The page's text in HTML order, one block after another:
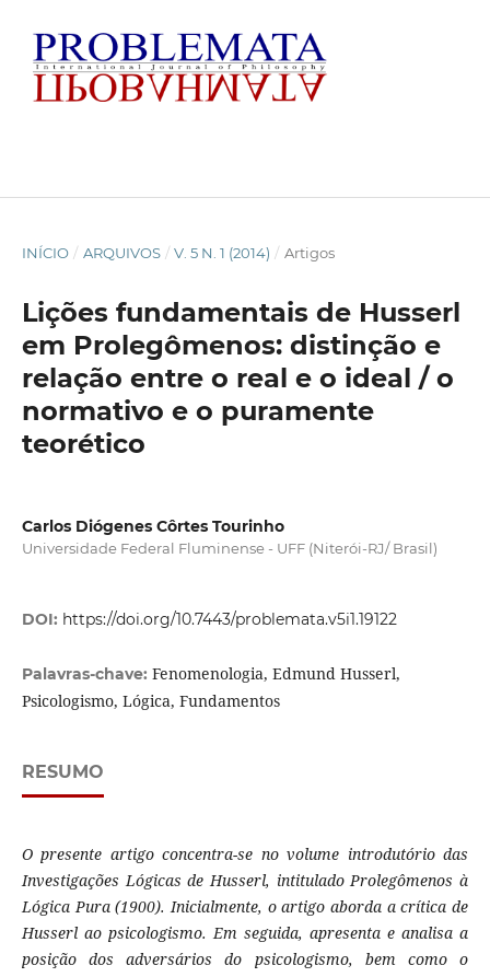
INÍCIO / ARQUIVOS / V. 5 N. 1 (2014) / Artigos
Lições fundamentais de Husserl
em Prolegômenos: distinção e
relação entre o real e o ideal / o
normativo e o puramente
teorético
Carlos Diógenes Côrtes Tourinho
Universidade Federal Fluminense - UFF (Niterói-RJ/ Brasil)
DOI: https://doi.org/10.7443/problemata.v5i1.19122
Palavras-chave: Fenomenologia, Edmund Husserl,
Psicologismo, Lógica, Fundamentos
RESUMO
O presente artigo concentra-se no volume introdutório das
Investigações Lógicas de Husserl, intitulado Prolegômenos à
Lógica Pura (1900). Inicialmente, o artigo aborda a crítica de
Husserl ao psicologismo. Em seguida, apresenta e analisa a
posição dos adversários do psicologismo, bem como o